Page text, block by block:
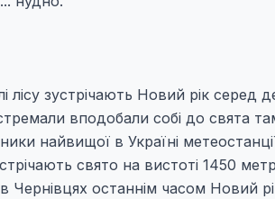
зустрічають Новий рік серед
вподобали собі до свята
найвищої в Україні
свято на вистоті 1450
Чернівцях останнім часом Новий